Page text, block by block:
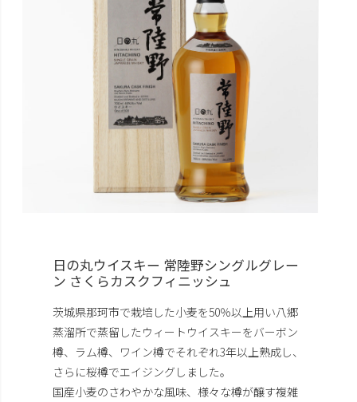
日の丸ウイスキー 常陸野シングルグレー
ン さくらカスクフィニッシュ
茨城県那珂市で栽培した小麦を50％以上用い八郷
蒸溜所で蒸留したウィートウイスキーをバーボン
樽、ラム樽、ワイン樽でそれぞれ3年以上熟成し、
さらに桜樽でエイジングしました。
国産小麦のさわやかな風味、様々な樽が醸す複雑